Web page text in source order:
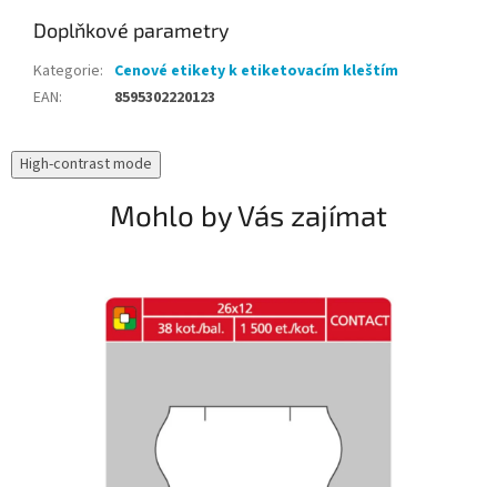
Doplňkové parametry
Kategorie: Cenové etikety k etiketovacím kleštím
EAN: 8595302220123
High-contrast mode
Mohlo by Vás zajímat